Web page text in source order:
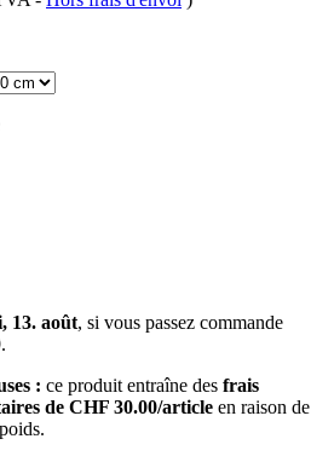
13. août, si vous passez commande
.
: ce produit entraîne des frais
de CHF 30.00/article en raison de